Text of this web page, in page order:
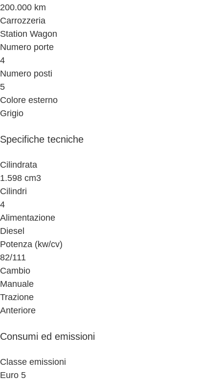
200.000 km
Carrozzeria
Station Wagon
Numero porte
4
Numero posti
5
Colore esterno
Grigio
Specifiche tecniche
Cilindrata
1.598 cm3
Cilindri
4
Alimentazione
Diesel
Potenza (kw/cv)
82/111
Cambio
Manuale
Trazione
Anteriore
Consumi ed emissioni
Classe emissioni
Euro 5